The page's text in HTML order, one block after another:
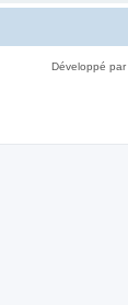
Développé par